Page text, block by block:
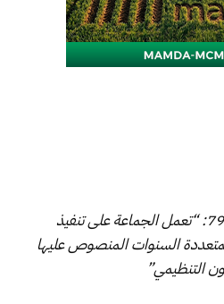
المادة 79: “تعمل الجماعة على تنفيذ
السنوات المنصوص عليها